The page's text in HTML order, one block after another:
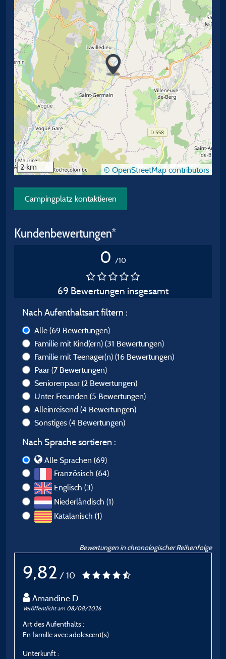
2 km © OpenStreetMap contributors
Campingplatz kontaktieren
Kundenbewertungen*
0 /10
69 Bewertungen insgesamt
Nach Aufenthaltsart filtern :
Alle (69 Bewertungen)
Familie mit Kind(ern) (31 Bewertungen)
Familie mit Teenager(n) (16 Bewertungen)
Paar (7 Bewertungen)
Seniorenpaar (2 Bewertungen)
Unter Freunden (5 Bewertungen)
Alleinreisend (4 Bewertungen)
Sonstiges (4 Bewertungen)
Nach Sprache sortieren :
Alle Sprachen (69)
Französisch (64)
Englisch (3)
Niederländisch (1)
Katalanisch (1)
Bewertungen in chronologischer Reihenfolge
9,82 / 10
Amandine D
Veröffentlicht am 08/08/2026
Art des Aufenthalts :
En famille avec adolescent(s)
Unterkunft :